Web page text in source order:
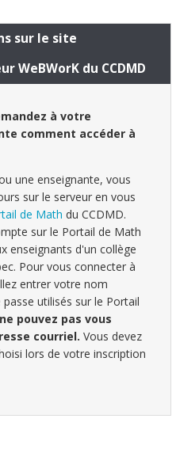
sur le site
WeBWorK du CCDMD
à votre
comment accéder à
une enseignante, vous
sur le serveur en vous
de Math du CCDMD.
sur le Portail de Math
enseignants d'un collège
Pour vous connecter à
entrer votre nom
utilisés sur le Portail
pouvez pas vous
courriel. Vous devez
lors de votre inscription